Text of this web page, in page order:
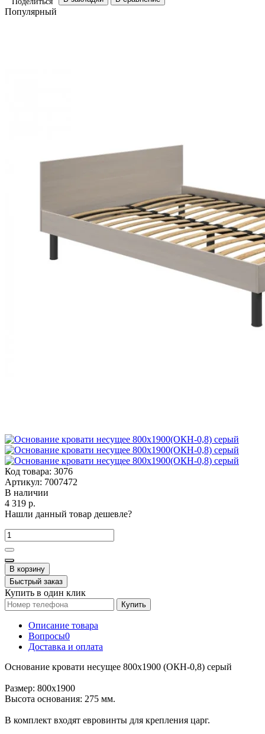
Популярный
Код товара: 3076
Артикул: 7007472
В наличии
4 319 р.
Нашли данный товар дешевле?
В корзину
Быстрый заказ
Купить в один клик
Купить
Описание товара
Вопросы0
Доставка и оплата
Основание кровати несущее 800х1900 (ОКН-0,8) серый
Размер: 800х1900
Высота основания: 275 мм.
В комплект входят евровинты для крепления царг.